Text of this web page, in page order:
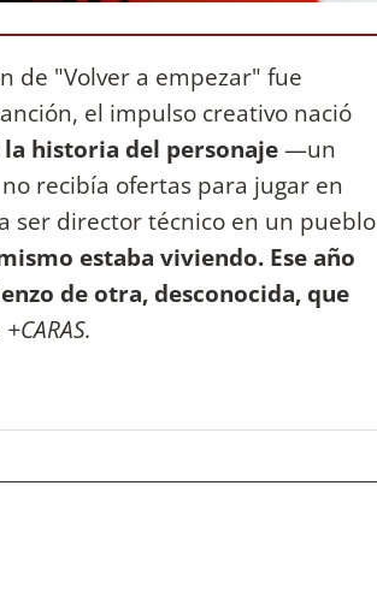
de "Volver a empezar" fue
el impulso creativo nació
historia del personaje—un
recibía ofertas para jugar en
ser director técnico en un pueblo
estaba viviendo. Ese año
de otra, desconocida, que
+CARAS.